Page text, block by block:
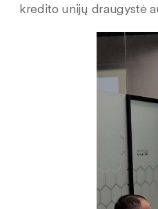
kredito unijų draugystė